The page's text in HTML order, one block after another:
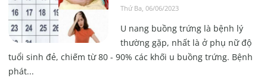
Thứ Ba, 06/06/2023
U nang buồng trứng là bệnh lý
thường gặp, nhất là ở phụ nữ độ
tuổi sinh đẻ, chiếm từ 80 - 90% các khối u buồng trứng. Bệnh
phát...